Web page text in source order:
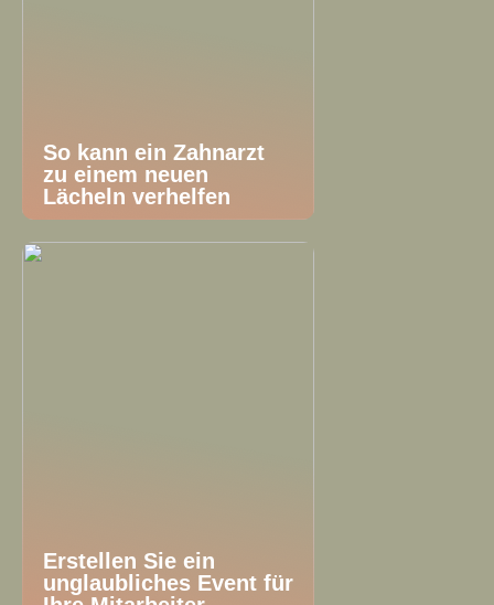
So kann ein Zahnarzt
zu einem neuen
Lächeln verhelfen
Erstellen Sie ein
unglaubliches Event für